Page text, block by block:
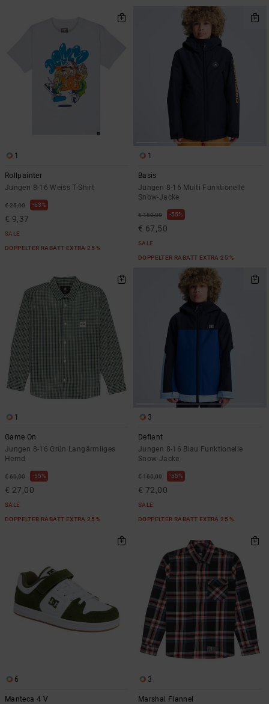
1
Rollpainter
Jungen 8-16 Weiss T-Shirt
€ 25,00 63%
€ 9,37
SALE
DOPPELTER RABATT EXTRA 25 %
1
Basis
Jungen 8-16 Multi Funktionelle
Snow-Jacke
€ 150,00 55%
€ 67,50
SALE
DOPPELTER RABATT EXTRA 25 %
1
Game On
Jungen 8-16 Grün Langärmliges
Hemd
€ 60,00 55%
€ 27,00
SALE
DOPPELTER RABATT EXTRA 25 %
3
Defiant
Jungen 8-16 Blau Funktionelle
Snow-Jacke
€ 160,00 55%
€ 72,00
SALE
DOPPELTER RABATT EXTRA 25 %
6
Manteca 4 V
3
Marshal Flannel